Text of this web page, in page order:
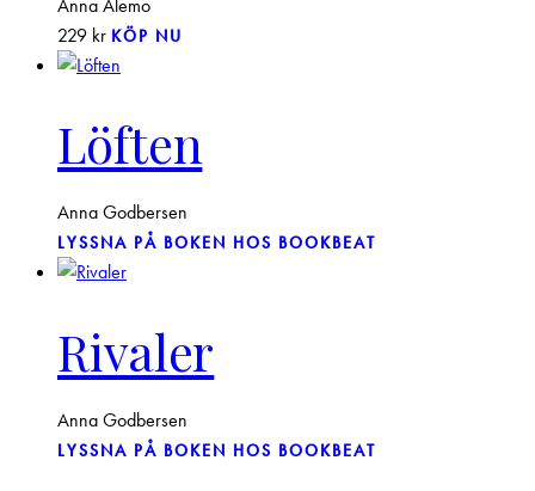
Anna Alemo
229 kr KÖP NU
Löften
Anna Godbersen
LYSSNA PÅ BOKEN HOS BOOKBEAT
Rivaler
Anna Godbersen
LYSSNA PÅ BOKEN HOS BOOKBEAT